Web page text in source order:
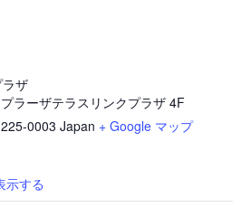
ザ
ラーザテラスリンクプラザ 4F
225-0003 Japan + Google マップ
示する